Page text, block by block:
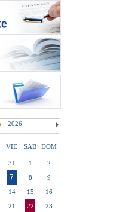
2026
VIE SAB DOM
31 1
2
7 8
9
14 15
16
21 22
23